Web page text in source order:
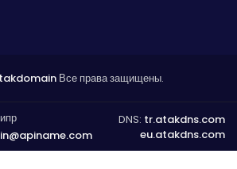
Все права защищены.
DNS: tr.atakdns.com
eu.atakdns.com